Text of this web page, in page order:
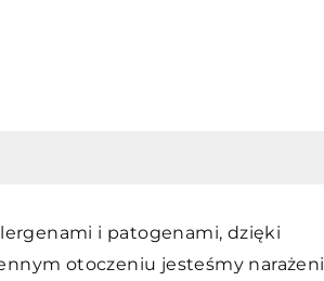
i patogenami, dzięki
otoczeniu jesteśmy narażeni